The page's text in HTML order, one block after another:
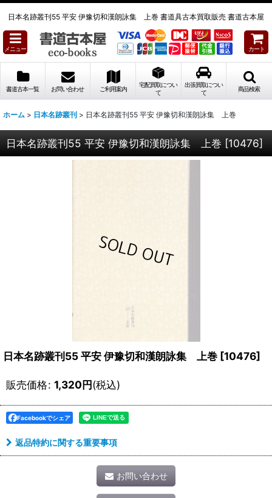
日本名跡叢刊55 平安 伊豫切和漢朗詠集 上巻 書道具古本買取販売 書道古本屋
メニュー カート
書道古本一覧 お問い合わせ ご利用案内
宅配買取につい
て
出張買取につい
て
商品検索
ホーム > 日本名跡叢刊 > 日本名跡叢刊55 平安 伊豫切和漢朗詠集 上巻
日本名跡叢刊55 平安 伊豫切和漢朗詠集 上巻 [10476]
日本名跡叢刊55 平安 伊豫切和漢朗詠集 上巻 [10476]
販売価格: 1,320円(税込)
Facebookでシェア
返品特約に関する重要事項
お問い合わせ